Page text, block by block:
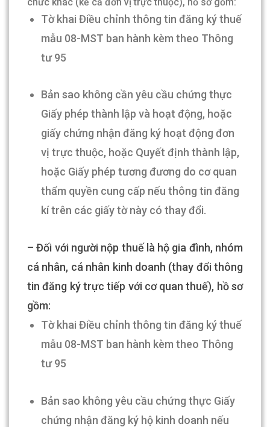
Tờ khai Điều chỉnh thông tin đăng ký thuế
mẫu 08-MST ban hành kèm theo Thông
tư 95
Bản sao không cần yêu cầu chứng thực
Giấy phép thành lập và hoạt động, hoặc
giấy chứng nhận đăng ký hoạt động đơn
vị trực thuộc, hoặc Quyết định thành lập,
hoặc Giấy phép tương đương do cơ quan
thẩm quyền cung cấp nếu thông tin đăng
kí trên các giấy tờ này có thay đổi.
– Đối với người nộp thuế là hộ gia đình, nhóm
cá nhân, cá nhân kinh doanh (thay đổi thông
tin đăng ký trực tiếp với cơ quan thuế), hồ sơ
gồm:
Tờ khai Điều chỉnh thông tin đăng ký thuế
mẫu 08-MST ban hành kèm theo Thông
tư 95
Bản sao không yêu cầu chứng thực Giấy
chứng nhận đăng ký hộ kinh doanh nếu